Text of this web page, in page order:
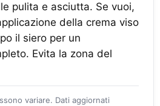
pulita e asciutta. Se vuoi,
della crema viso
il siero per un
Evita la zona del
variare. Dati aggiornati